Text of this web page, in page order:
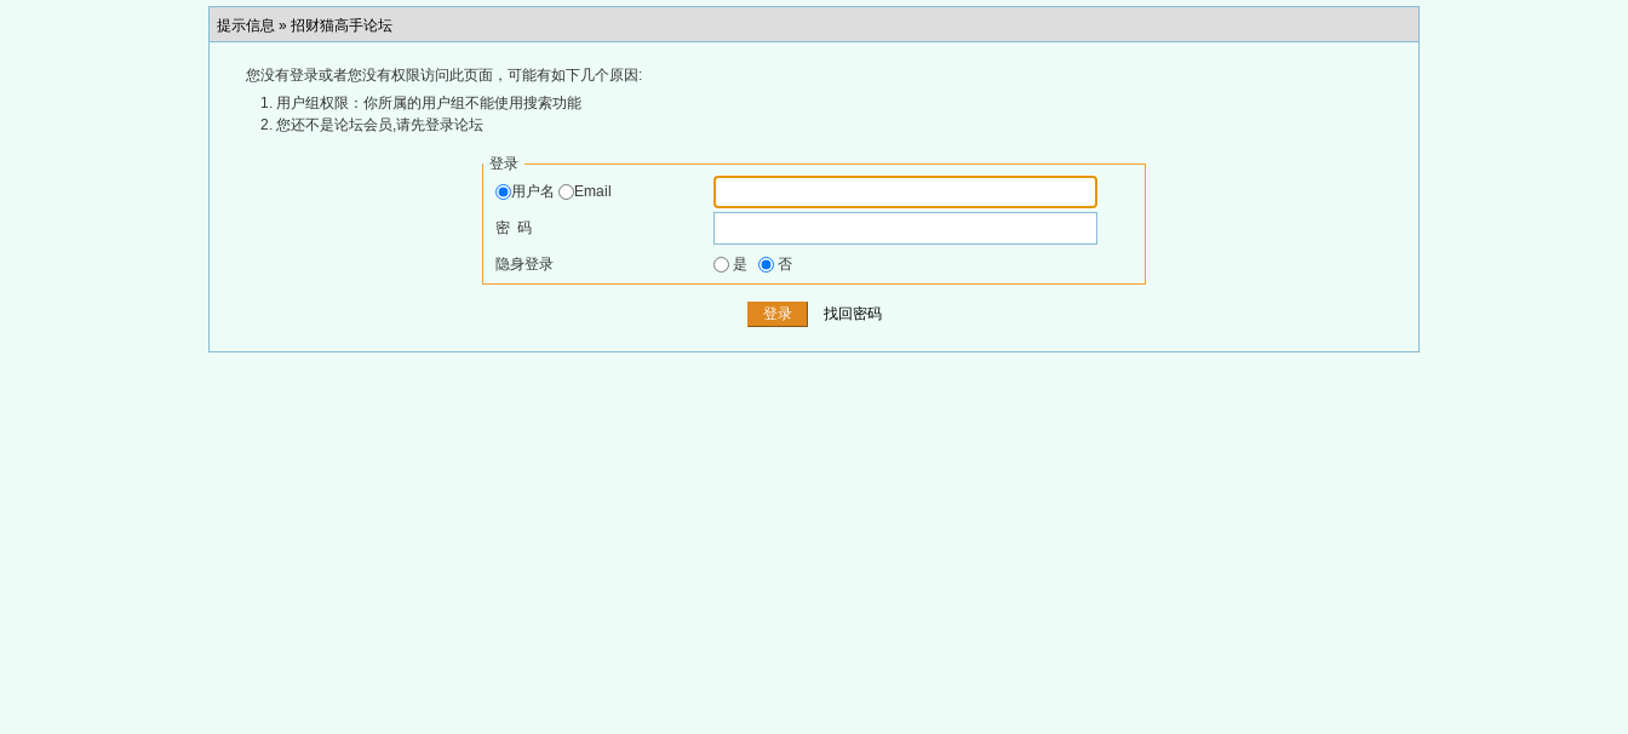
提示信息 » 招财猫高手论坛
您没有登录或者您没有权限访问此页面，可能有如下几个原因:
用户组权限：你所属的用户组不能使用搜索功能
您还不是论坛会员,请先登录论坛
登录
用户名
Email
密 码
隐身登录 是 否
找回密码